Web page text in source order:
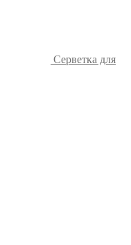
Серветка для